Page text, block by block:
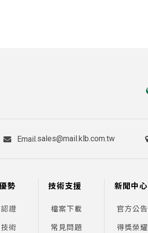
Email.sales@mail.klb.com.tw
勢
證
術
技術支援
檔案下載
常見問題
新聞中心
官方公告
得獎榮耀